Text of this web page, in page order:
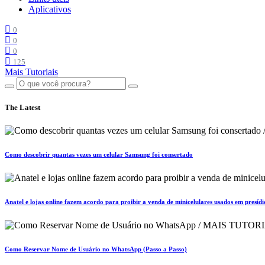
Aplicativos
0
0
0
125
Mais Tutoriais
The Latest
Como descobrir quantas vezes um celular Samsung foi consertado
Anatel e lojas online fazem acordo para proibir a venda de minicelulares usados em
Como Reservar Nome de Usuário no WhatsApp (Passo a Passo)